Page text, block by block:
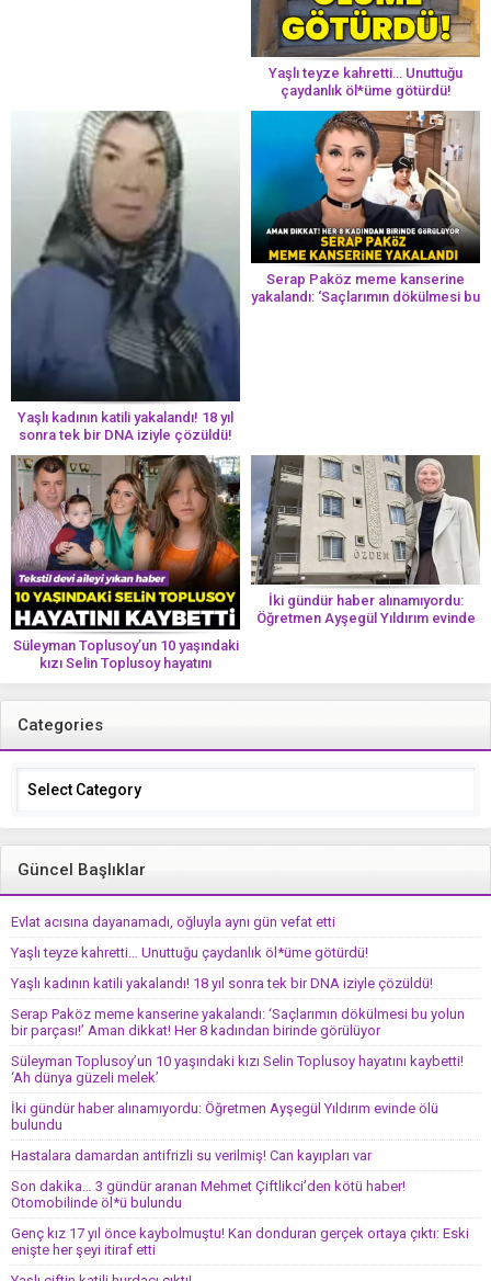
Yaşlı teyze kahretti… Unuttuğu
çaydanlık öl*üme götürdü!
Yaşlı kadının katili yakalandı! 18 yıl
sonra tek bir DNA iziyle çözüldü!
Serap Paköz meme kanserine
yakalandı: ‘Saçlarımın dökülmesi bu
Süleyman Toplusoy’un 10 yaşındaki
kızı Selin Toplusoy hayatını
kaybetti! ‘Ah dünya güzeli melek’
İki gündür haber alınamıyordu:
Öğretmen Ayşegül Yıldırım evinde
Categories
Categories
Güncel Başlıklar
Evlat acısına dayanamadı, oğluyla aynı gün vefat etti
Yaşlı teyze kahretti… Unuttuğu çaydanlık öl*üme götürdü!
Yaşlı kadının katili yakalandı! 18 yıl sonra tek bir DNA iziyle çözüldü!
Serap Paköz meme kanserine yakalandı: ‘Saçlarımın dökülmesi bu yolun
bir parçası!’ Aman dikkat! Her 8 kadından birinde görülüyor
Süleyman Toplusoy’un 10 yaşındaki kızı Selin Toplusoy hayatını kaybetti!
‘Ah dünya güzeli melek’
İki gündür haber alınamıyordu: Öğretmen Ayşegül Yıldırım evinde ölü
bulundu
Hastalara damardan antifrizli su verilmiş! Can kayıpları var
Son dakika… 3 gündür aranan Mehmet Çiftlikci’den kötü haber!
Otomobilinde öl*ü bulundu
Genç kız 17 yıl önce kaybolmuştu! Kan donduran gerçek ortaya çıktı: Eski
enişte her şeyi itiraf etti